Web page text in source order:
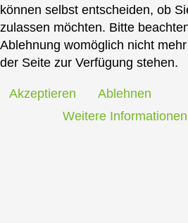
können selbst entscheiden, ob
zulassen möchten. Bitte
Ablehnung womöglich nicht
der Seite zur Verfügung stehen.
Akzeptieren
Ablehnen
Weitere Informationen